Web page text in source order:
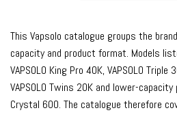
This Vapsolo catalogue groups the
capacity and product format. Models
VAPSOLO King Pro 40K, VAPSOLO Triple
VAPSOLO Twins 20K and lower-
Crystal 600. The catalogue therefore